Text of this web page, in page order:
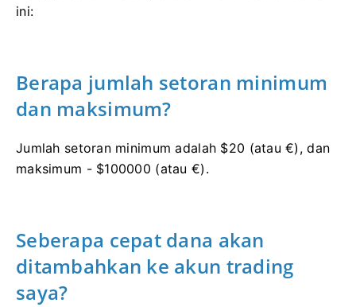
ini:
Berapa jumlah setoran minimum
dan maksimum?
Jumlah setoran minimum adalah $20 (atau €), dan
maksimum - $100000 (atau €).
Seberapa cepat dana akan
ditambahkan ke akun trading
saya?